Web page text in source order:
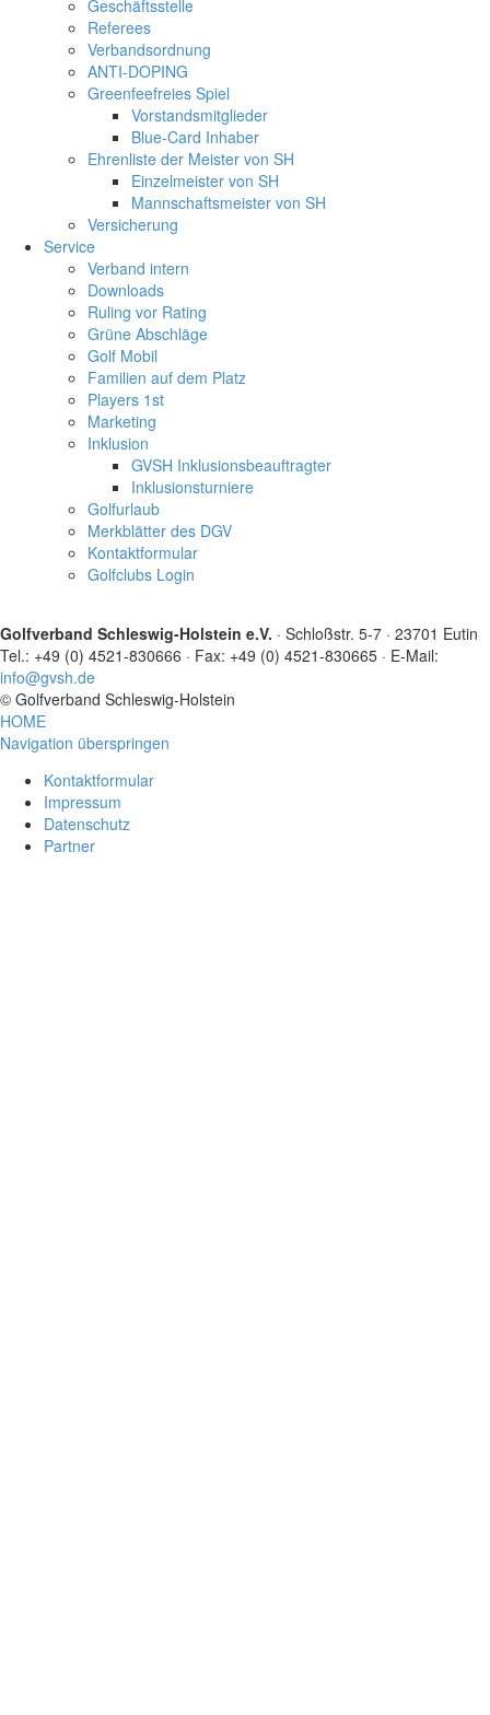
Geschäftsstelle
Referees
Verbandsordnung
ANTI-DOPING
Greenfeefreies Spiel
Vorstandsmitglieder
Blue-Card Inhaber
Ehrenliste der Meister von SH
Einzelmeister von SH
Mannschaftsmeister von SH
Versicherung
Service
Verband intern
Downloads
Ruling vor Rating
Grüne Abschläge
Golf Mobil
Familien auf dem Platz
Players 1st
Marketing
Inklusion
GVSH Inklusionsbeauftragter
Inklusionsturniere
Golfurlaub
Merkblätter des DGV
Kontaktformular
Golfclubs Login
Golfverband Schleswig-Holstein e.V. · Schloßstr. 5-7 · 23701 Eutin
Tel.: +49 (0) 4521-830666 · Fax: +49 (0) 4521-830665 · E-Mail:
info@gvsh.de
© Golfverband Schleswig-Holstein
HOME
Navigation überspringen
Kontaktformular
Impressum
Datenschutz
Partner